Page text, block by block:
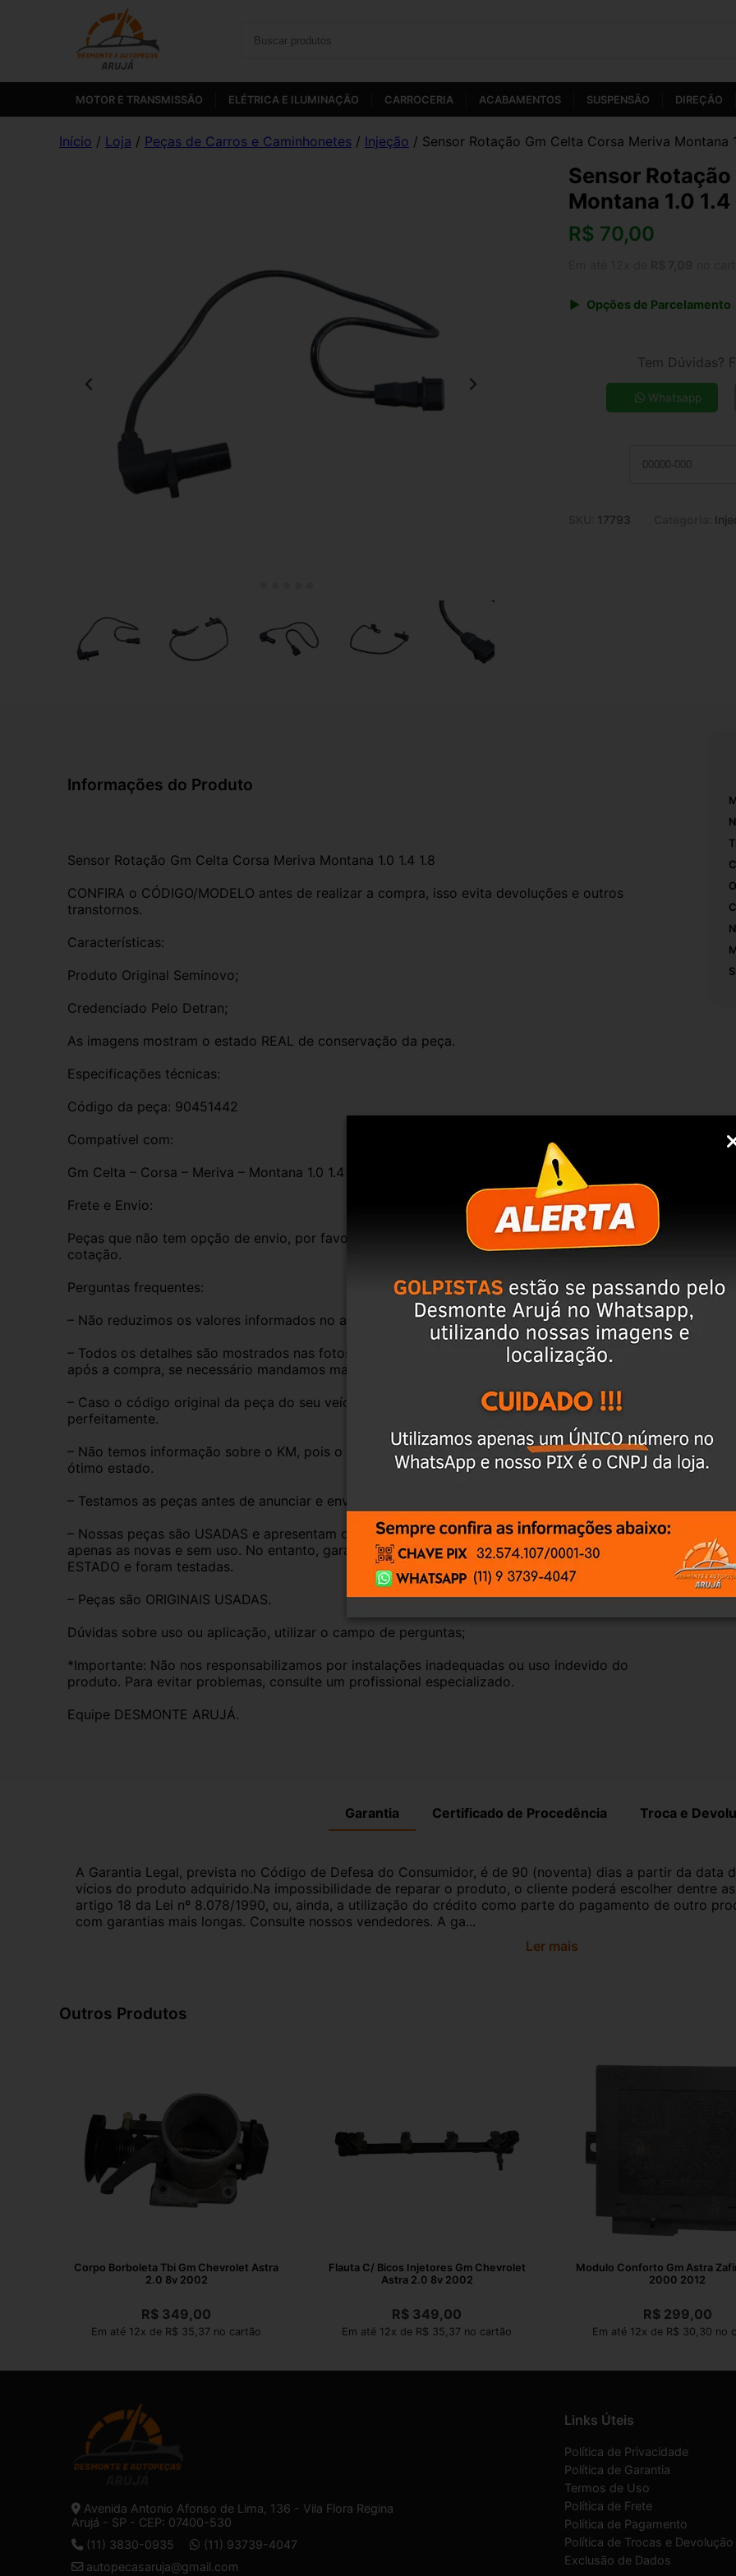
MOTOR E TRANSMISSÃO ELÉTRICA E ILUMINAÇÃO CARROCERIA ACABAMENTOS SUSPENSÃO DIREÇÃO
Início / Loja / Peças de Carros e Caminhonetes / Injeção / Sensor Rotação Gm Celta Corsa Meriva Montana
Sensor
Montana 1.0 1.4
R$ 70,00
Opções de Parcelamento
7x de R$ 11,47
9x de R$ 9,15
Tem Dúvidas?
Whatsapp
17793
Informações do Produto
Sensor Rotação Gm Celta Corsa Meriva Montana 1.0 1.4 1.8
CONFIRA o CÓDIGO/MODELO antes de realizar a compra, isso evita devoluções e outros
transtornos.
Características:
Produto Original Seminovo;
Credenciado Pelo Detran;
As imagens mostram o estado REAL de conservação da peça.
Especificações técnicas:
Código da peça: 90451442
Compatível com:
Gm Celta – Corsa – Meriva – Montana 1.0 1.4 1.8 > 2003 2004 2005 2006 2007 2008 2009.
Frete e Envio:
Peças que não tem opção de envio, por favor deixar o CEP na área de perguntas para realizar
cotação.
Perguntas frequentes:
– Não reduzimos os valores informados no anúncio.
– Todos os detalhes são mostrados nas fotos do anúncio. Além disso, entramos em contato
após a compra, se necessário mandamos mais imagens e vídeos do produto!
– Caso o código original da peça do seu veículo seja o mesmo descrito no anúncio servirá
perfeitamente.
– Não temos informação sobre o KM, pois o veículo já foi desmontado. No entanto, estão em
ótimo estado.
– Testamos as peças antes de anunciar e enviar, elas funcionam perfeitamente.
– Nossas peças são USADAS e apresentam desgaste natural pelo tempo. Peças perfeitas são
apenas as novas e sem uso. No entanto, garantimos que nossas peças estão em BOM
ESTADO e foram testadas.
– Peças são ORIGINAIS USADAS.
Dúvidas sobre uso ou aplicação, utilizar o campo de perguntas;
*Importante: Não nos responsabilizamos por instalações inadequadas ou uso indevido do
produto. Para evitar problemas, consulte um profissional especializado.
Equipe DESMONTE ARUJÁ.
Garantia Certificado de Procedência Troca e
A Garantia Legal, prevista no Código de Defesa do Consumidor, é de 90 (noventa) dias a partir da
vícios do produto adquirido.Na impossibilidade de reparar o produto, o cliente poderá escolher dentre
artigo 18 da Lei nº 8.078/1990, ou, ainda, a utilização do crédito como parte do pagamento de outro
com garantias mais longas. Consulte nossos vendedores. A ga...
Ler mais
Outros Produtos
Corpo Borboleta Tbi Gm Chevrolet Astra
2.0 8v 2002
R$ 349,00
Em até 12x de R$ 35,37 no cartão
Flauta C/ Bicos Injetores Gm Chevrolet
Astra 2.0 8v 2002
R$ 349,00
Em até 12x de R$ 35,37 no cartão
Modulo Conforto Gm Astra
2000 2012
R$299,00
Em até 12x de R$ 30,30 no
Avenida Antonio Afonso de Lima, 136 - Vila Flora Regina
Arujá - SP - CEP: 07400-530
(11) 3830-0935
(11) 93739-4047
autopecasaruja@gmail.com
Links Úteis
Política de Privacidade
Política de Garantia
Termos de Uso
Política de Frete
Política de Pagamento
Política de Trocas e Devolução
Exclusão de Dados